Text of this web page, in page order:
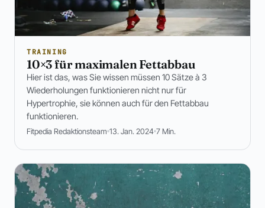
TRAINING
10×3 für maximalen Fettabbau
Hier ist das, was Sie wissen müssen 10 Sätze à 3
Wiederholungen funktionieren nicht nur für
Hypertrophie, sie können auch für den Fettabbau
funktionieren.
Fitpedia Redaktionsteam 13. Jan. 2024 7 Min.